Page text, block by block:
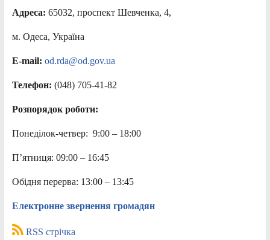
Адреса: 65032, проспект Шевченка, 4,
м. Одеса, Україна
E-mail: od.rda@od.gov.ua
Телефон: (048) 705-41-82
Розпорядок роботи:
Понеділок-четвер: 9:00 – 18:00
П’ятниця: 09:00 – 16:45
Обідня перерва: 13:00 – 13:45
Електронне звернення громадян
RSS стрічка